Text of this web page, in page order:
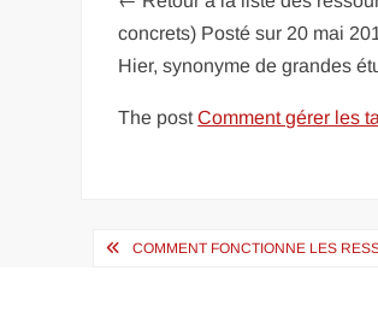
concrets) Posté sur 20 mai
Hier, synonyme de grandes
The postComment gérer les
Navigation
COMMENT FONCTIONNE LES